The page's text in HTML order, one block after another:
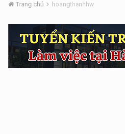
Trang chủ hoangthanhhw